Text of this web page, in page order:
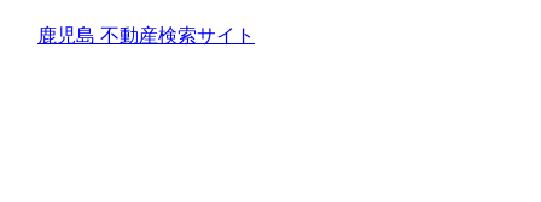
鹿児島 不動産検索サイト